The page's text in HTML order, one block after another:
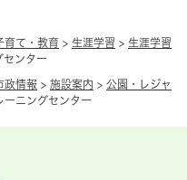
育て・教育 > 生涯学習 > 生涯学習
センター
政情報 > 施設案内 > 公園・レジャ
ーニングセンター